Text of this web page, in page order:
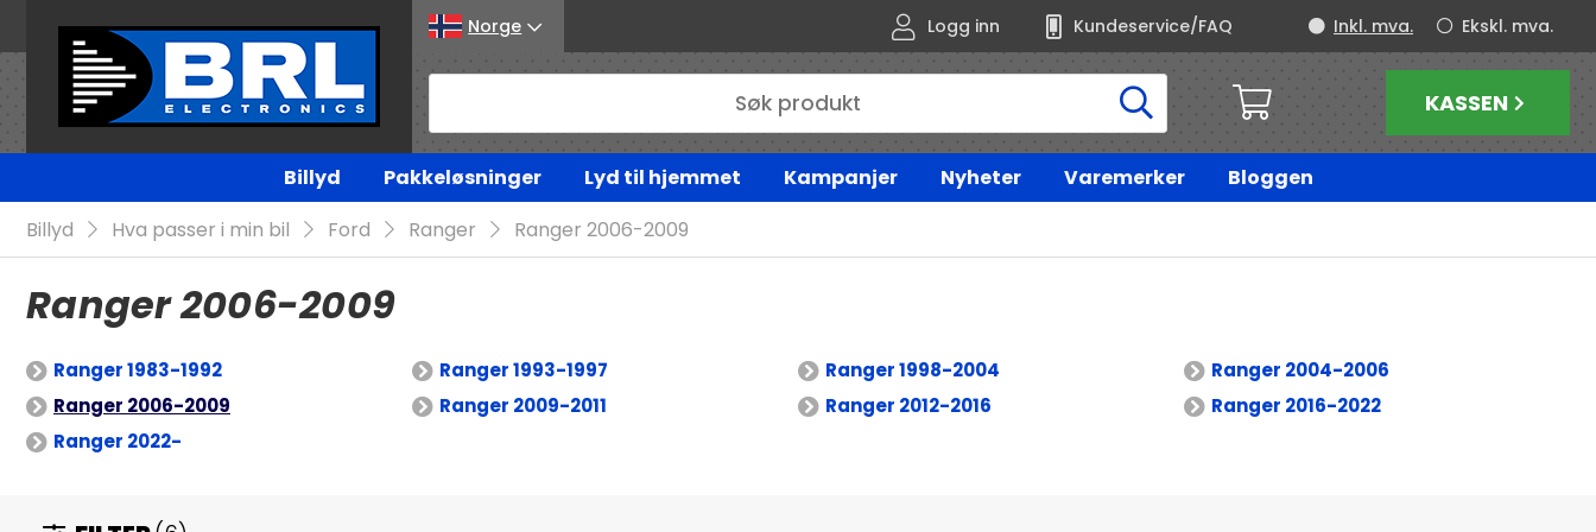
Norge Logg inn Kundeservice/FAQ Ekskl. mva.
Inkl. mva.
KASSEN
Billyd Pakkeløsninger Lyd til hjemmet Kampanjer Nyheter Varemerker
Bloggen
Billyd
Hva passer i min bil Ford Ranger Ranger 2006-2009
Ranger 2006-2009
Ranger 1983-1992 Ranger 1993-1997 Ranger 1998-2004
Ranger 2004-2006
Ranger 2006-2009
Ranger 2009-2011 Ranger 2012-2016
Ranger 2016-2022
Ranger 2022-